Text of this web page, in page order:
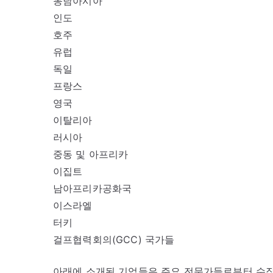
인도
호주
유럽
독일
프랑스
영국
이탈리아
러시아
중동 및 아프리카
이집트
남아프리카공화국
이스라엘
터키
걸프협력회의(GCC) 국가들